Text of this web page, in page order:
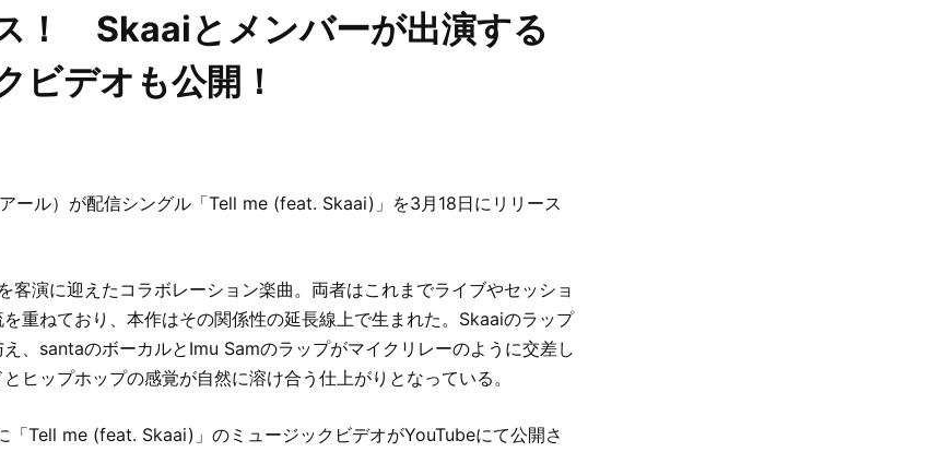
！ Skaaiとメンバーが出演する
ビデオも公開！
ール）が配信シングル「Tell me (feat. Skaai)」を3月18日にリリース
客演に迎えたコラボレーション楽曲。両者はこれまでライブやセッショ
重ねており、本作はその関係性の延長線上で生まれた。Skaaiのラップ
、santaのボーカルとImu Samのラップがマイクリレーのように交差し
ヒップホップの感覚が自然に溶け合う仕上がりとなっている。
「Tell me (feat. Skaai)」のミュージックビデオがYouTubeにて公開さ